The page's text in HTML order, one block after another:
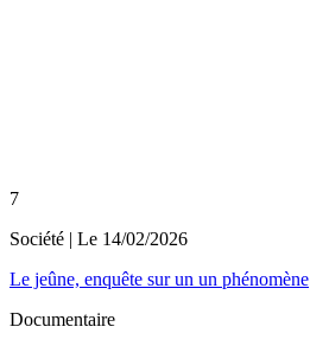
7
Société | Le 14/02/2026
Le jeûne, enquête sur un un phénomène
Documentaire